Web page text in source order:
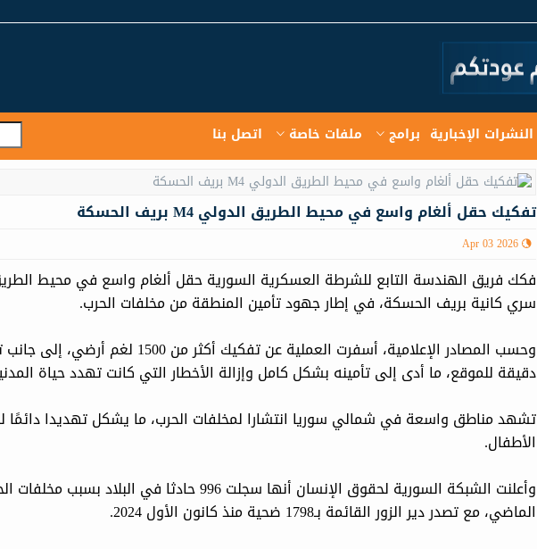
النشرات الإخبارية برامج ملفات خاصة اتصل بنا
تفكيك حقل ألغام واسع في محيط الطريق الدولي M4 بریف الحسكة
Apr 03 2026
سري كانية بريف الحسكة، في إطار جهود تأمين المنطقة من مخلفات الحرب.
وحسب المصادر الإعلامية، أسفرت العملية عن تفكيك
دقيقة للموقع، ما أدى إلى تأمينه بشكل كامل وإزالة الأخطار التي كانت تهدد حياة
تشهد مناطق واسعة في شمالي سوريا انتشارا لمخلفات الحرب، ما يشكل تهديدا دائمًا
الأطفال.
الماضي، مع تصدر دير الزور القائمة بـ1798 ضحية منذ كانون الأول 2024.